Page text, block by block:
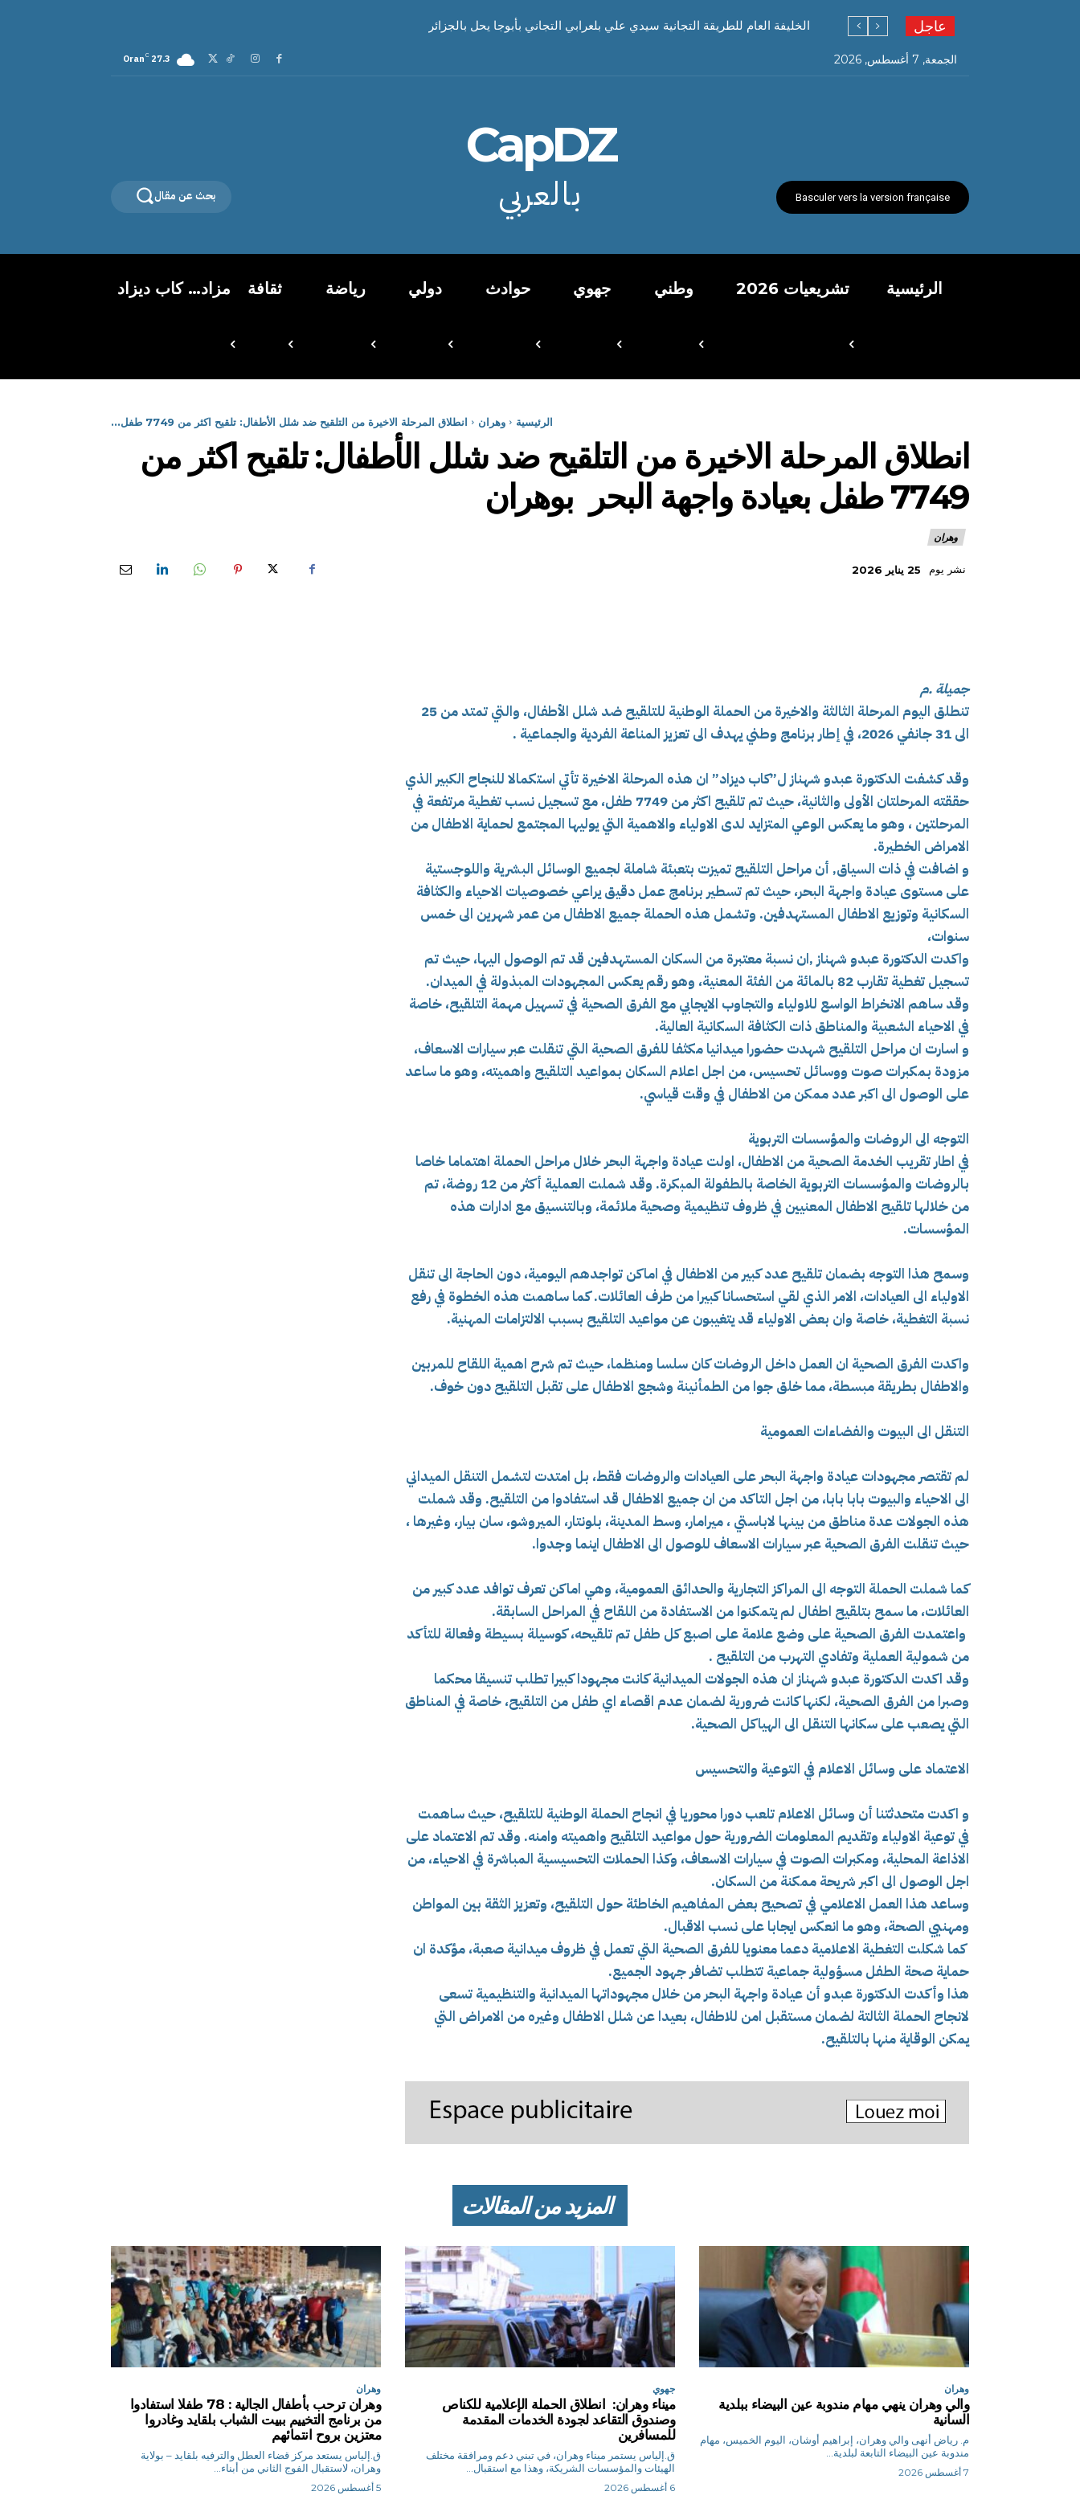
عاجل الخليفة العام للطريقة التجانية سيدي علي بلعرابي التجاني بأبوجا يحل بالجزائر
الجمعة, 7 أغسطس, 2026 27.3
C
Oran
Basculer vers la version française
CapDZ
بالعربي بحث عن مقال
الرئيسية تشريعيات 2026 وطني جهوي حوادث دولي رياضة ثقافة مزاد… كاب ديزاد
الرئيسية وهران انطلاق المرحلة الاخيرة من التلقيح ضد شلل الأطفال: تلقيح اكثر من 7749 طفل...
انطلاق المرحلة الاخيرة من التلقيح ضد شلل الأطفال: تلقيح اكثر من
7749 طفل بعيادة واجهة البحر بوهران
وهران
نشر يوم 25 يناير 2026
جميلة .م
تنطلق اليوم المرحلة الثالثة والاخيرة من الحملة الوطنية للتلقيح ضد شلل الأطفال، والتي تمتد من 25
الى 31 جانفي 2026، في إطار برنامج وطني يهدف الى تعزيز المناعة الفردية والجماعية .
وقد كشفت الدكتورة عبدو شهناز ل”كاب ديزاد” ان هذه المرحلة الاخيرة تأتي استكمالا للنجاح الكبير الذي
حققته المرحلتان الأولى والثانية، حيث تم تلقيح اكثر من 7749 طفل، مع تسجيل نسب تغطية مرتفعة في
المرحلتين ، وهو ما يعكس الوعي المتزايد لدى الاولياء والاهمية التي يوليها المجتمع لحماية الاطفال من
الامراض الخطيرة.
و اضافت في ذات السياق, أن مراحل التلقيح تميزت بتعبئة شاملة لجميع الوسائل البشرية واللوجستية
على مستوى عيادة واجهة البحر، حيث تم تسطير برنامج عمل دقيق يراعي خصوصيات الاحياء والكثافة
السكانية وتوزيع الاطفال المستهدفين. وتشمل هذه الحملة جميع الاطفال من عمر شهرين الى خمس
سنوات،
واكدت الدكتورة عبدو شهناز ,ان نسبة معتبرة من السكان المستهدفين قد تم الوصول اليها، حيث تم
تسجيل تغطية تقارب 82 بالمائة من الفئة المعنية، وهو رقم يعكس المجهودات المبذولة في الميدان.
وقد ساهم الانخراط الواسع للاولياء والتجاوب الايجابي مع الفرق الصحية في تسهيل مهمة التلقيح، خاصة
في الاحياء الشعبية والمناطق ذات الكثافة السكانية العالية.
و اسارت ان مراحل التلقيح شهدت حضورا ميدانيا مكثفا للفرق الصحية التي تنقلت عبر سيارات الاسعاف،
مزودة بمكبرات صوت ووسائل تحسيس، من اجل اعلام السكان بمواعيد التلقيح واهميته، وهو ما ساعد
على الوصول الى اكبر عدد ممكن من الاطفال في وقت قياسي.
التوجه الى الروضات والمؤسسات التربوية
في اطار تقريب الخدمة الصحية من الاطفال، اولت عيادة واجهة البحر خلال مراحل الحملة اهتماما خاصا
بالروضات والمؤسسات التربوية الخاصة بالطفولة المبكرة. وقد شملت العملية أكثر من 12 روضة، تم
من خلالها تلقيح الاطفال المعنيين في ظروف تنظيمية وصحية ملائمة، وبالتنسيق مع ادارات هذه
المؤسسات.
وسمح هذا التوجه بضمان تلقيح عدد كبير من الاطفال في اماكن تواجدهم اليومية، دون الحاجة الى تنقل
الاولياء الى العيادات، الامر الذي لقي استحسانا كبيرا من طرف العائلات. كما ساهمت هذه الخطوة في رفع
نسبة التغطية، خاصة وان بعض الاولياء قد يتغيبون عن مواعيد التلقيح بسبب الالتزامات المهنية.
واكدت الفرق الصحية ان العمل داخل الروضات كان سلسا ومنظما، حيث تم شرح اهمية اللقاح للمربين
والاطفال بطريقة مبسطة، مما خلق جوا من الطمأنينة وشجع الاطفال على تقبل التلقيح دون خوف.
التنقل الى البيوت والفضاءات العمومية
لم تقتصر مجهودات عيادة واجهة البحر على العيادات والروضات فقط، بل امتدت لتشمل التنقل الميداني
الى الاحياء والبيوت بابا بابا، من اجل التاكد من ان جميع الاطفال قد استفادوا من التلقيح. وقد شملت
هذه الجولات عدة مناطق من بينها لاباستي ، ميرامار، وسط المدينة، بلونتار، الميروشو، سان بيار، وغيرها ،
حيث تنقلت الفرق الصحية عبر سيارات الاسعاف للوصول الى الاطفال اينما وجدوا.
كما شملت الحملة التوجه الى المراكز التجارية والحدائق العمومية، وهي اماكن تعرف توافد عدد كبير من
العائلات، ما سمح بتلقيح اطفال لم يتمكنوا من الاستفادة من اللقاح في المراحل السابقة.
واعتمدت الفرق الصحية على وضع علامة على اصبع كل طفل تم تلقيحه، كوسيلة بسيطة وفعالة للتأكد
من شمولية العملية وتفادي التهرب من التلقيح .
وقد اكدت الدكتورة عبدو شهناز ان هذه الجولات الميدانية كانت مجهودا كبيرا تطلب تنسيقا محكما
وصبرا من الفرق الصحية، لكنها كانت ضرورية لضمان عدم اقصاء اي طفل من التلقيح، خاصة في المناطق
التي يصعب على سكانها التنقل الى الهياكل الصحية.
الاعتماد على وسائل الاعلام في التوعية والتحسيس
و اكدت متحدثتنا أن وسائل الاعلام تلعب دورا محوريا في انجاح الحملة الوطنية للتلقيح، حيث ساهمت
في توعية الاولياء وتقديم المعلومات الضرورية حول مواعيد التلقيح واهميته وامنه. وقد تم الاعتماد على
الاذاعة المحلية، ومكبرات الصوت في سيارات الاسعاف، وكذا الحملات التحسيسية المباشرة في الاحياء، من
اجل الوصول الى اكبر شريحة ممكنة من السكان.
وساعد هذا العمل الاعلامي في تصحيح بعض المفاهيم الخاطئة حول التلقيح، وتعزيز الثقة بين المواطن
ومهنيي الصحة، وهو ما انعكس ايجابا على نسب الاقبال.
كما شكلت التغطية الاعلامية دعما معنويا للفرق الصحية التي تعمل في ظروف ميدانية صعبة، مؤكدة ان
حماية صحة الطفل مسؤولية جماعية تتطلب تضافر جهود الجميع.
هذا وأكدت الدكتورة عبدو أن عيادة واجهة البحر من خلال مجهوداتها الميدانية والتنظيمية تسعى
لانجاح الحملة الثالتة لضمان مستقبل امن للاطفال، بعيدا عن شلل الاطفال وغيره من الامراض التي
يمكن الوقاية منها بالتلقيح.
المزيد من المقالات
وهران
والي وهران ينهي مهام مندوبة عين البيضاء ببلدية
السانية
م. رياض أنهى والي وهران، إبراهيم أوشان، اليوم الخميس، مهام
مندوبة عين البيضاء التابعة لبلدية...
7 أغسطس 2026
جهوي
ميناء وهران: انطلاق الحملة الإعلامية للكناص
وصندوق التقاعد لجودة الخدمات المقدمة
للمسافرين
ق.إلياس يستمر ميناء وهران، في تبني دعم ومرافقة مختلف
الهيئات والمؤسسات الشريكة، وهذا مع استقبال...
6 أغسطس 2026
وهران
وهران ترحب بأطفال الجالية : 78 طفلا استفادوا
من برنامج التخييم ببيت الشباب بلقايد وغادروا
معتزين بروح انتمائهم
ق.إلياس يستعد مركز قضاء العطل والترفيه بلقايد – بولاية
وهران، لاستقبال الفوج الثاني من أبناء...
5 أغسطس 2026